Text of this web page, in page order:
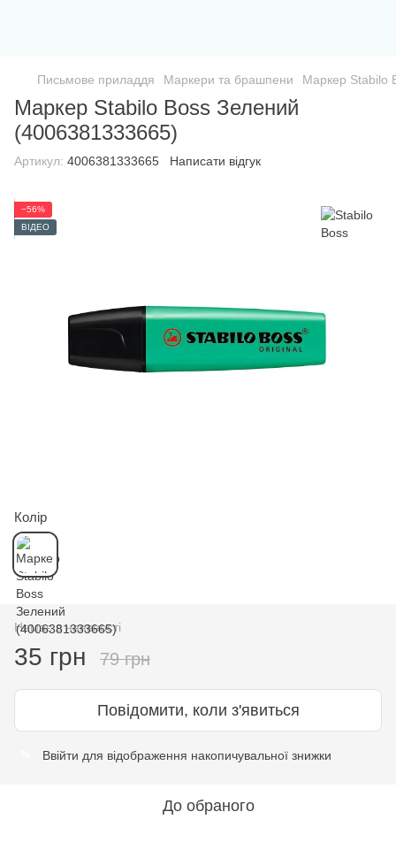
Письмове приладдя Маркери та брашпени Маркер Stabilo
Маркер Stabilo Boss Зелений
(4006381333665)
Артикул: 4006381333665 Написати відгук
−56%
ВІДЕО
Колір
Немає в наявності
35 грн 79 грн
Повідомити, коли з'явиться
Ввійти для відображення накопичувальної знижки
До обраного